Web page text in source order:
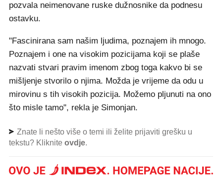
pozvala neimenovane ruske dužnosnike da podnesu
ostavku.
"Fascinirana sam našim ljudima, poznajem ih mnogo.
Poznajem i one na visokim pozicijama koji se plaše
nazvati stvari pravim imenom zbog toga kakvo bi se
mišljenje stvorilo o njima. Možda je vrijeme da odu u
mirovinu s tih visokih pozicija. Možemo pljunuti na ono
što misle tamo", rekla je Simonjan.
Znate li nešto više o temi ili želite prijaviti grešku u
tekstu? Kliknite ovdje.